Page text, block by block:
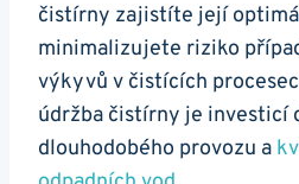
čistírny zajistíte její
minimalizujete riziko
výkyvů v čistících
údržba čistírny je investicí
dlouhodobého provozu a